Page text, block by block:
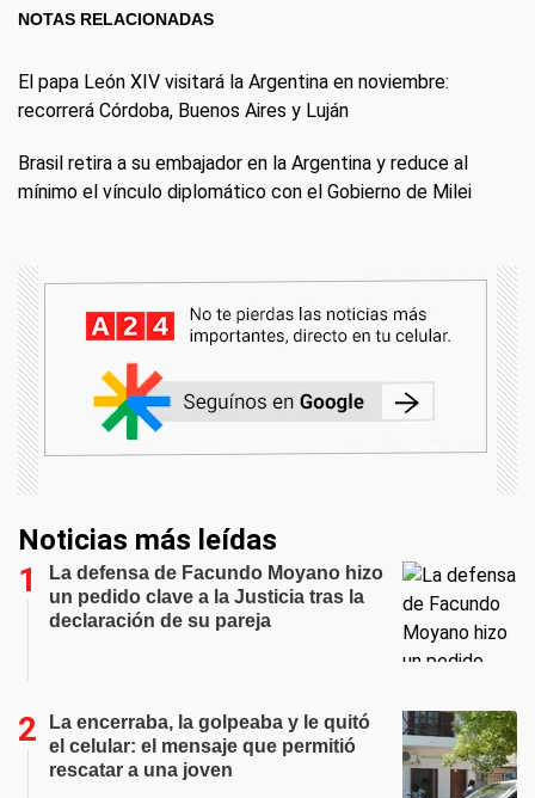
NOTAS RELACIONADAS
El papa León XIV visitará la Argentina en noviembre:
recorrerá Córdoba, Buenos Aires y Luján
Brasil retira a su embajador en la Argentina y reduce al
mínimo el vínculo diplomático con el Gobierno de Milei
Noticias más leídas
La defensa de Facundo Moyano hizo
un pedido clave a la Justicia tras la
declaración de su pareja
La encerraba, la golpeaba y le quitó
el celular: el mensaje que permitió
rescatar a una joven